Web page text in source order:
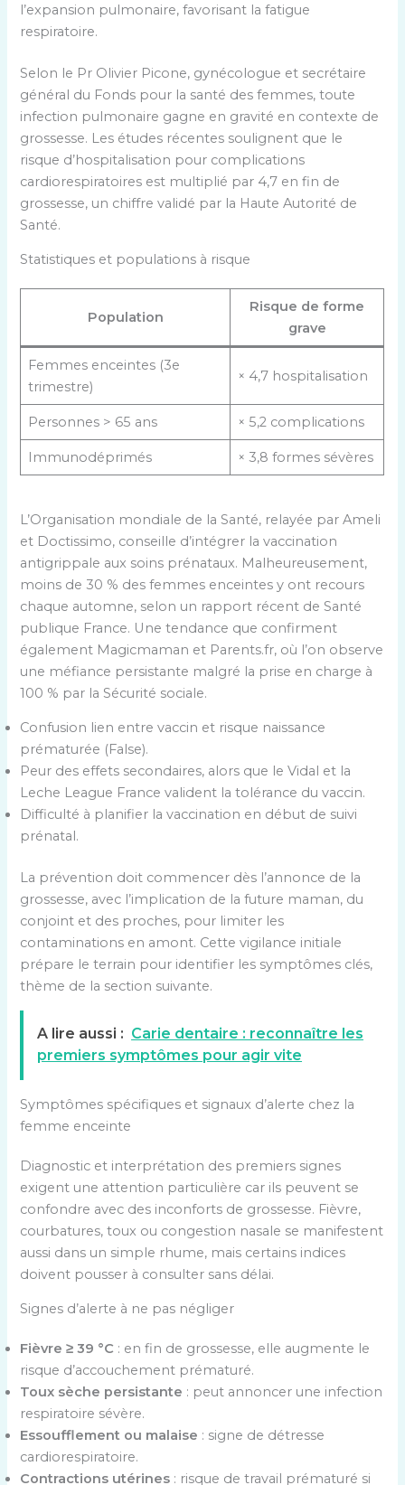
l’expansion pulmonaire, favorisant la fatigue
respiratoire.
Selon le Pr Olivier Picone, gynécologue et secrétaire
général du Fonds pour la santé des femmes, toute
infection pulmonaire gagne en gravité en contexte de
grossesse. Les études récentes soulignent que le
risque d’hospitalisation pour complications
cardiorespiratoires est multiplié par 4,7 en fin de
grossesse, un chiffre validé par la Haute Autorité de
Santé.
Statistiques et populations à risque
Population
Risque de forme
grave
Femmes enceintes (3e
trimestre)
× 4,7 hospitalisation
Personnes > 65 ans × 5,2 complications
Immunodéprimés × 3,8 formes sévères
L’Organisation mondiale de la Santé, relayée par Ameli
et Doctissimo, conseille d’intégrer la vaccination
antigrippale aux soins prénataux. Malheureusement,
moins de 30 % des femmes enceintes y ont recours
chaque automne, selon un rapport récent de Santé
publique France. Une tendance que confirment
également Magicmaman et Parents.fr, où l’on observe
une méfiance persistante malgré la prise en charge à
100 % par la Sécurité sociale.
Confusion lien entre vaccin et risque naissance
prématurée (False).
Peur des effets secondaires, alors que le Vidal et la
Leche League France valident la tolérance du vaccin.
Difficulté à planifier la vaccination en début de suivi
prénatal.
La prévention doit commencer dès l’annonce de la
grossesse, avec l’implication de la future maman, du
conjoint et des proches, pour limiter les
contaminations en amont. Cette vigilance initiale
prépare le terrain pour identifier les symptômes clés,
thème de la section suivante.
A lire aussi : Carie dentaire : reconnaître les
premiers symptômes pour agir vite
Symptômes spécifiques et signaux d’alerte chez la
femme enceinte
Diagnostic et interprétation des premiers signes
exigent une attention particulière car ils peuvent se
confondre avec des inconforts de grossesse. Fièvre,
courbatures, toux ou congestion nasale se manifestent
aussi dans un simple rhume, mais certains indices
doivent pousser à consulter sans délai.
Signes d’alerte à ne pas négliger
Fièvre ≥ 39 °C : en fin de grossesse, elle augmente le
risque d’accouchement prématuré.
Toux sèche persistante : peut annoncer une infection
respiratoire sévère.
Essoufflement ou malaise : signe de détresse
cardiorespiratoire.
Contractions utérines : risque de travail prématuré si